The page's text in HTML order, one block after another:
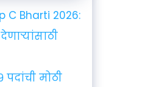
C Bharti 2026:
देणाऱ्यांसाठी
पदांची मोठी